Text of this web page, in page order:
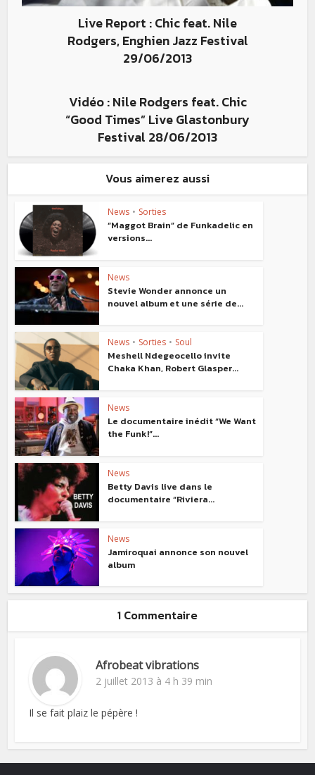
Live Report : Chic feat. Nile
Rodgers, Enghien Jazz Festival
29/06/2013
Vidéo : Nile Rodgers feat. Chic
“Good Times” Live Glastonbury
Festival 28/06/2013
Vous aimerez aussi
News • Sorties
“Maggot Brain” de Funkadelic en
versions...
News
Stevie Wonder annonce un
nouvel album et une série de...
News • Sorties • Soul
Meshell Ndegeocello invite
Chaka Khan, Robert Glasper...
News
Le documentaire inédit “We Want
the Funk!”...
News
Betty Davis live dans le
documentaire “Riviera...
News
Jamiroquai annonce son nouvel
album
1 Commentaire
Afrobeat vibrations
2 juillet 2013 à 4 h 39 min
Il se fait plaiz le pépère !